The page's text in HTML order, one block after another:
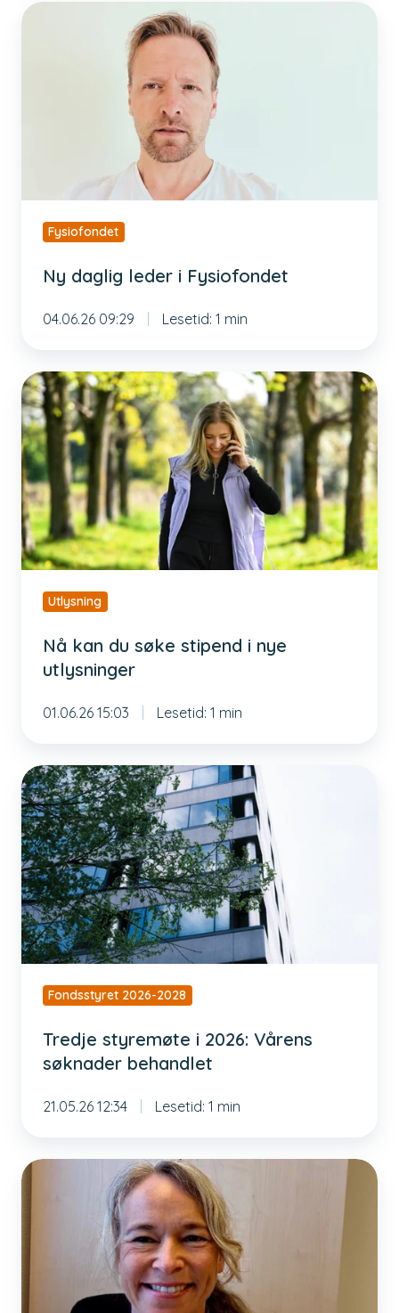
Ny
Fysiofondet
Ny daglig leder i Fysiofondet
04.06.26 09:29 Lesetid: 1 min
Nå
kan
du
søke
stipend
nye
utlysninger
Utlysning
Nå kan du søke stipend i nye
utlysninger
01.06.26 15:03 Lesetid: 1 min
Tredje
styremøte
i
2026:
Vårens
søknader
behandlet
Fondsstyret 2026-2028
Tredje styremøte i 2026: Vårens
søknader behandlet
21.05.26 12:34 Lesetid: 1 min
Reiserapporten:
Årsmøteseminar
psykomotorisk